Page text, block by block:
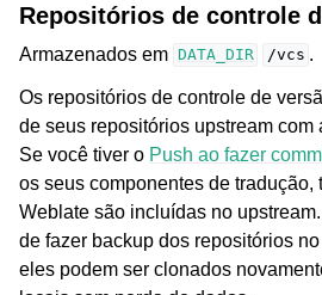
Repositórios de controle
Armazenados em DATA_DIR /vcs .
Os repositórios de controle de
de seus repositórios upstream com
Se você tiver o Push ao fazer
os seus componentes de tradução,
Weblate são incluídas no
de fazer backup dos repositórios
eles podem ser clonados